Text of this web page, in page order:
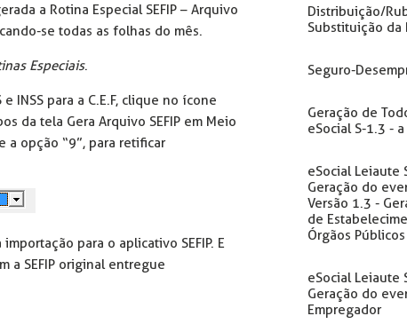
a Rotina Especial SEFIP – Arquivo
se todas as folhas do mês.
Especiais.
INSS para a C.E.F, clique no ícone
da tela Gera Arquivo SEFIP em Meio
a opção “9”, para retificar
para o aplicativo SEFIP. E
a SEFIP original entregue
Distribuição/
Substituição da
Seguro-
Geração de
eSocial S-1.3 -
eSocial Leiaute
Geração do
Versão 1.3 -
de
Órgãos Públicos
eSocial Leiaute
Geração do
Empregador